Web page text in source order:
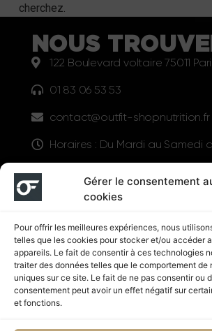
Gérer le consentement
cookies
Pour offrir les meilleures expériences, nous
telles que les cookies pour stocker et/ou accéder
appareils. Le fait de consentir à ces technologies
traiter des données telles que le comportement de
uniques sur ce site. Le fait de ne pas consentir ou
consentement peut avoir un effet négatif sur
et fonctions.
cherchez.
NOUS
122 Boulevard voltaire 75011
01 83 06 53 53
contact@outfit-shopnutrition.fr
Horaires : Du Mardi au Samedi
LIENS
Suivez nous